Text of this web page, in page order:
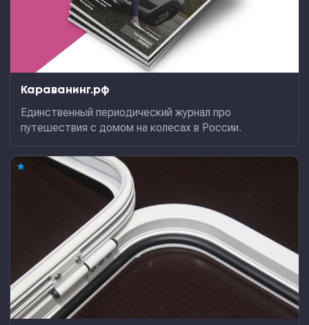
Караванинг.рф
Единственный периодический журнал про
путешествия с домом на колесах в России.
★